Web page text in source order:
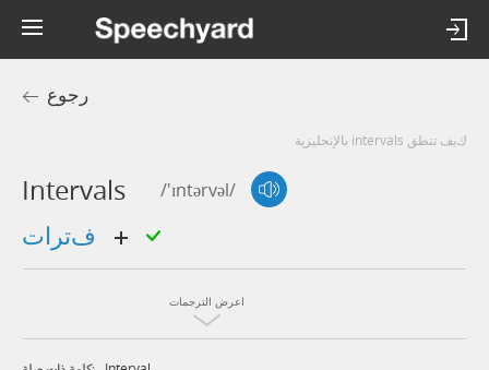
رجوع
كيف تنطق intervals بالإنجليزية
Intervals /'ɪntərvəl/
اعرض الترجمات